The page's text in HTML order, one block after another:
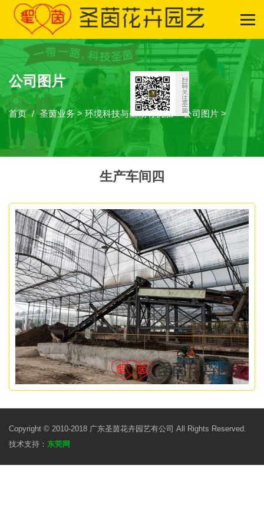
公司图片
首页 圣茵业务 > 环境科技与生物有机肥 >公司图片 >
生产车间四
Copyright © 2010-2018 广东圣茵花卉园艺有公司 All Rights Reserved.
技术支持： 东莞网